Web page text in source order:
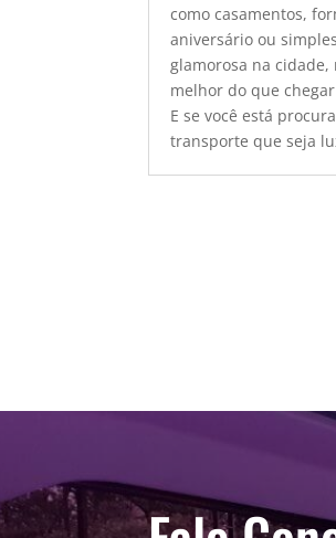
como casamentos,
aniversário ou
glamorosa na cidade,
melhor do que
E se você está
transporte que seja